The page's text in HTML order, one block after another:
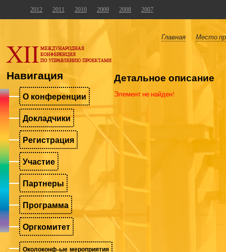
2012 2011 2010 2009 2008 2007
Главная Место
Навигация
О конференции
Докладчики
Регистрация
Участие
Партнеры
Программа
Оргкомитет
Околоконф-ые мероприятия
Детальное описание
Элемент не найден!